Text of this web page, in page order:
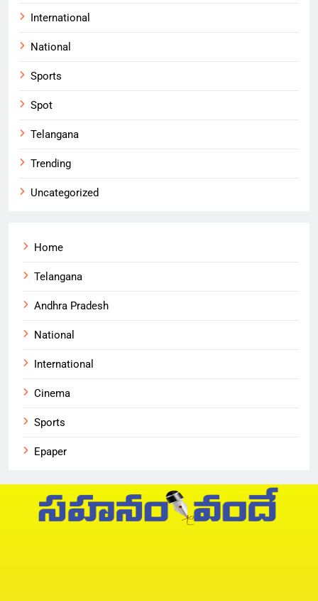
International
National
Sports
Spot
Telangana
Trending
Uncategorized
Home
Telangana
Andhra Pradesh
National
International
Cinema
Sports
Epaper